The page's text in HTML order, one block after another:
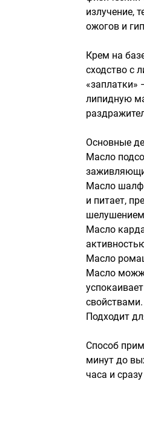
излучение,
ожогов и
Крем на
сходство с
«заплатки»
липидную
Основные
Масло
Масло
и питает,
Масло
Масло
Масло
свойствами.
Подходит
Способ
минут до
часа и